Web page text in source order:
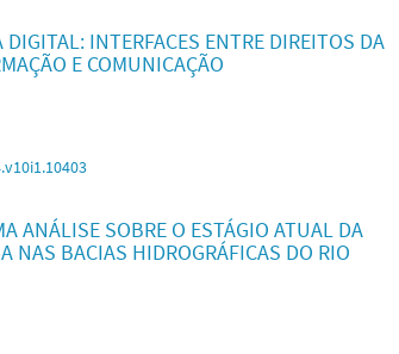
INTERFACES ENTRE DIREITOS DA
E COMUNICAÇÃO
ANÁLISE SOBRE O ESTÁGIO ATUAL DA
NAS BACIAS HIDROGRÁFICAS DO RIO